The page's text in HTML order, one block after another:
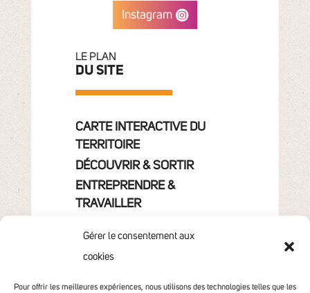
Gérer le consentement aux
cookies
Pour offrir les meilleures expériences, nous utilisons des technologies telles que les
Instagram
LE PLAN
DU SITE
CARTE INTERACTIVE DU
TERRITOIRE
DÉCOUVRIR & SORTIR
ENTREPRENDRE &
TRAVAILLER
CONTACT